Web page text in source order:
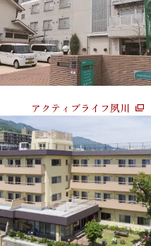
アクティブライフ夙川